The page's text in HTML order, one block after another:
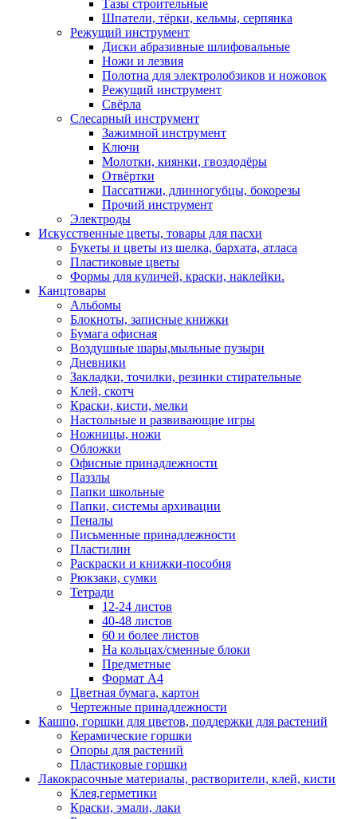
Тазы строительные
Шпатели, тёрки, кельмы, серпянка
Режущий инструмент
Диски абразивные шлифовальные
Ножи и лезвия
Полотна для электролобзиков и ножовок
Режущий инструмент
Свёрла
Слесарный инструмент
Зажимной инструмент
Ключи
Молотки, киянки, гвоздодёры
Отвёртки
Пассатижи, длинногубцы, бокорезы
Прочий инструмент
Электроды
Искусственные цветы, товары для пасхи
Букеты и цветы из шелка, бархата, атласа
Пластиковые цветы
Формы для куличей, краски, наклейки.
Канцтовары
Альбомы
Блокноты, записные книжки
Бумага офисная
Воздушные шары,мыльные пузыри
Дневники
Закладки, точилки, резинки стирательные
Клей, скотч
Краски, кисти, мелки
Настольные и развивающие игры
Ножницы, ножи
Обложки
Офисные принадлежности
Паззлы
Папки школьные
Папки, системы архивации
Пеналы
Письменные принадлежности
Пластилин
Раскраски и книжки-пособия
Рюкзаки, сумки
Тетради
12-24 листов
40-48 листов
60 и более листов
На кольцах/сменные блоки
Предметные
Формат А4
Цветная бумага, картон
Чертежные принадлежности
Кашпо, горшки для цветов, поддержки для растений
Керамические горшки
Опоры для растений
Пластиковые горшки
Лакокрасочные материалы, растворители, клей, кисти
Клея,герметики
Краски, эмали, лаки